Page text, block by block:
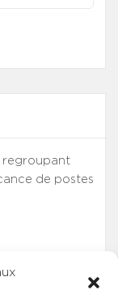
regroupant
de postes